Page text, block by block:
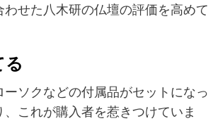
せた八木研の仏壇の評価を高めて
ソクなどの付属品がセットになっ
これが購入者を惹きつけていま